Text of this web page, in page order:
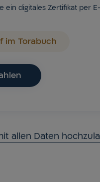
ein digitales Zertifikat per
im Torabuch
allen Daten